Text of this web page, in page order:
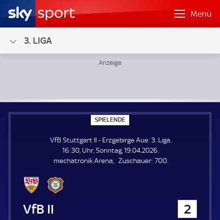
Menü
3. LIGA
SPIELENDE
P
E
L
E
N
VfB Stuttgart II - Erzgebirge Aue. 3. Liga.
16:30, Uhr, Sonntag, 19.04.2026.
mechatronik Arena
Zuschauer: Z
700.
VfB Stuttgart II 2